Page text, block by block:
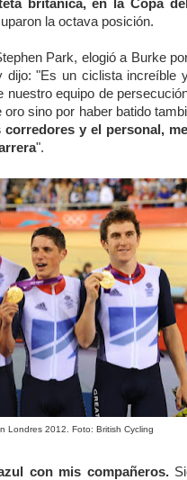
británica, en la Copa del
la octava posición.
Park, elogió a Burke
dijo: "Es un ciclista increíble
nuestro equipo de
sino por haber batido
y el personal,
".
Londres 2012. Foto: British Cycling
con mis compañeros.